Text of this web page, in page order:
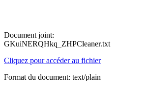
Document joint:
GKuiNERQHkq_ZHPCleaner.txt
Cliquez pour accéder au fichier
Format du document: text/plain